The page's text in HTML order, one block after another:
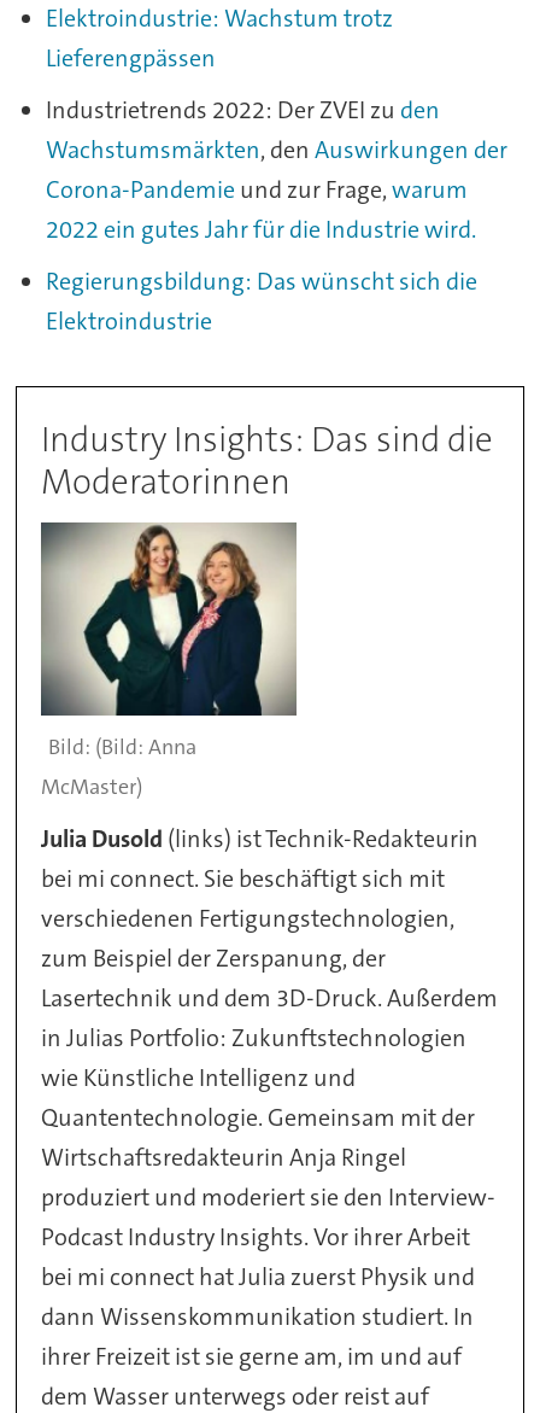
Elektroindustrie: Wachstum trotz
Lieferengpässen
Industrietrends 2022: Der ZVEI zu den
Wachstumsmärkten, den Auswirkungen der
Corona-Pandemie und zur Frage,warum
2022 ein gutes Jahr für die Industrie wird.
Regierungsbildung: Das wünscht sich die
Elektroindustrie
Industry Insights: Das sind die
Moderatorinnen
(Bild: Anna
McMaster)
Julia Dusold (links) ist Technik-Redakteurin
bei mi connect. Sie beschäftigt sich mit
verschiedenen Fertigungstechnologien,
zum Beispiel der Zerspanung, der
Lasertechnik und dem 3D-Druck. Außerdem
in Julias Portfolio: Zukunftstechnologien
wie Künstliche Intelligenz und
Quantentechnologie. Gemeinsam mit der
Wirtschaftsredakteurin Anja Ringel
produziert und moderiert sie den Interview-
Podcast Industry Insights. Vor ihrer Arbeit
bei mi connect hat Julia zuerst Physik und
dann Wissenskommunikation studiert. In
ihrer Freizeit ist sie gerne am, im und auf
dem Wasser unterwegs oder reist auf